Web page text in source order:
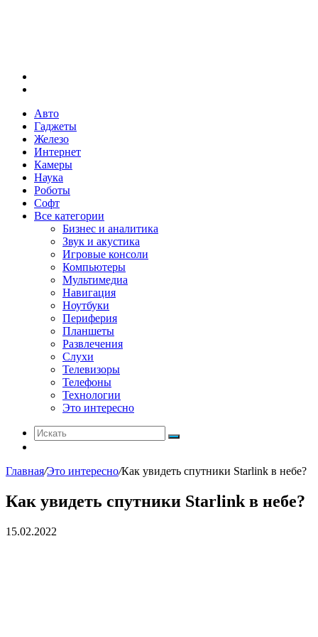
Авто
Гаджеты
Железо
Интернет
Камеры
Наука
Роботы
Софт
Все категории
Бизнес и аналитика
Звук и акустика
Игровые консоли
Компьютеры
Мультимедиа
Навигация
Ноутбуки
Периферия
Планшеты
Развлечения
Слухи
Телевизоры
Телефоны
Технологии
Это интересно
Искать
Главная/Это интересно/Как увидеть спутники Starlink в небе?
Как увидеть спутники Starlink в небе?
15.02.2022